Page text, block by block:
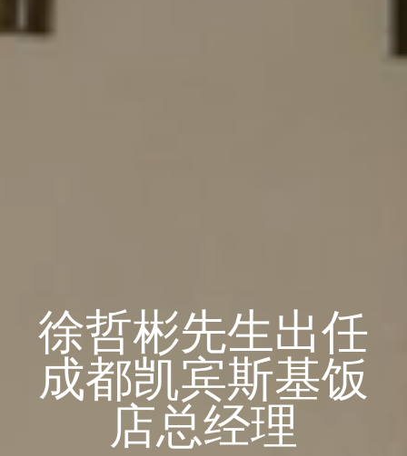
徐哲彬先生出任
成都凯宾斯基饭
店总经理